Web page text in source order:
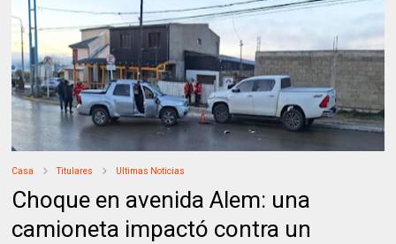
Casa Titulares Ultimas Noticias
Choque en avenida Alem: una
camioneta impactó contra un